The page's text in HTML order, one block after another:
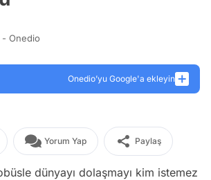
- Onedio
Onedio’yu Google'a ekleyin
Yorum Yap Paylaş
dünyayı dolaşmayı kim istemez